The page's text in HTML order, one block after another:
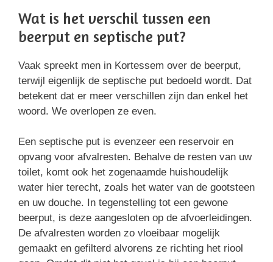
Wat is het verschil tussen een
beerput en septische put?
Vaak spreekt men in Kortessem over de beerput,
terwijl eigenlijk de septische put bedoeld wordt. Dat
betekent dat er meer verschillen zijn dan enkel het
woord. We overlopen ze even.
Een septische put is evenzeer een reservoir en
opvang voor afvalresten. Behalve de resten van uw
toilet, komt ook het zogenaamde huishoudelijk
water hier terecht, zoals het water van de gootsteen
en uw douche. In tegenstelling tot een gewone
beerput, is deze aangesloten op de afvoerleidingen.
De afvalresten worden zo vloeibaar mogelijk
gemaakt en gefilterd alvorens ze richting het riool